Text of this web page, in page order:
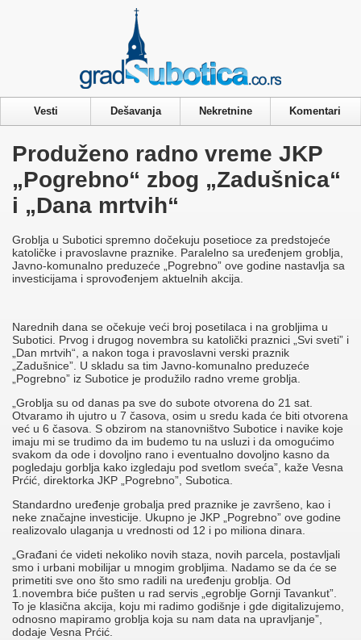
Vesti Dešavanja Nekretnine Komentari
Produženo radno vreme JKP
„Pogrebno“ zbog „Zadušnica“
i „Dana mrtvih“
Groblja u Subotici spremno dočekuju posetioce za predstojeće
katoličke i pravoslavne praznike. Paralelno sa uređenjem groblja,
Javno-komunalno preduzeće „Pogrebno” ove godine nastavlja sa
investicijama i sprovođenjem aktuelnih akcija.
Narednih dana se očekuje veći broj posetilaca i na grobljima u
Subotici. Prvog i drugog novembra su katolički praznici „Svi sveti” i
„Dan mrtvih“, a nakon toga i pravoslavni verski praznik
„Zadušnice”. U skladu sa tim Javno-komunalno preduzeće
„Pogrebno” iz Subotice je produžilo radno vreme groblja.
„Groblja su od danas pa sve do subote otvorena do 21 sat.
Otvaramo ih ujutro u 7 časova, osim u sredu kada će biti otvorena
već u 6 časova. S obzirom na stanovništvo Subotice i navike koje
imaju mi se trudimo da im budemo tu na usluzi i da omogućimo
svakom da ode i dovoljno rano i eventualno dovoljno kasno da
pogledaju gorblja kako izgledaju pod svetlom sveća”, kaže Vesna
Prćić, direktorka JKP „Pogrebno”, Subotica.
Standardno uređenje grobalja pred praznike je završeno, kao i
neke značajne investicije. Ukupno je JKP „Pogrebno” ove godine
realizovalo ulaganja u vrednosti od 12 i po miliona dinara.
„Građani će videti nekoliko novih staza, novih parcela, postavljali
smo i urbani mobilijar u mnogim grobljima. Nadamo se da će se
primetiti sve ono što smo radili na uređenju groblja. Od
1.novembra biće pušten u rad servis „egroblje Gornji Tavankut”.
To je klasična akcija, koju mi radimo godišnje i gde digitalizujemo,
odnosno mapiramo groblja koja su nam data na upravljanje”,
dodaje Vesna Prćić.
Privacy & Cookies Policy